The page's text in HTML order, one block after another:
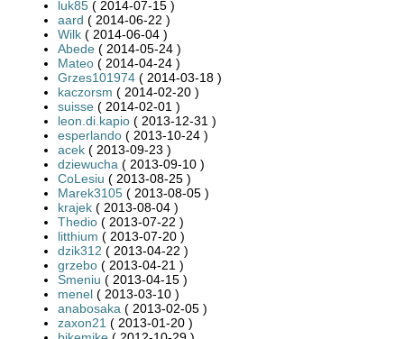
luk85 ( 2014-07-15 )
aard ( 2014-06-22 )
Wilk ( 2014-06-04 )
Abede ( 2014-05-24 )
Mateo ( 2014-04-24 )
Grzes101974 ( 2014-03-18 )
kaczorsm ( 2014-02-20 )
suisse ( 2014-02-01 )
leon.di.kapio ( 2013-12-31 )
esperlando ( 2013-10-24 )
acek ( 2013-09-23 )
dziewucha ( 2013-09-10 )
CoLesiu ( 2013-08-25 )
Marek3105 ( 2013-08-05 )
krajek ( 2013-08-04 )
Thedio ( 2013-07-22 )
litthium ( 2013-07-20 )
dzik312 ( 2013-04-22 )
grzebo ( 2013-04-21 )
Smeniu ( 2013-04-15 )
menel ( 2013-03-10 )
anabosaka ( 2013-02-05 )
zaxon21 ( 2013-01-20 )